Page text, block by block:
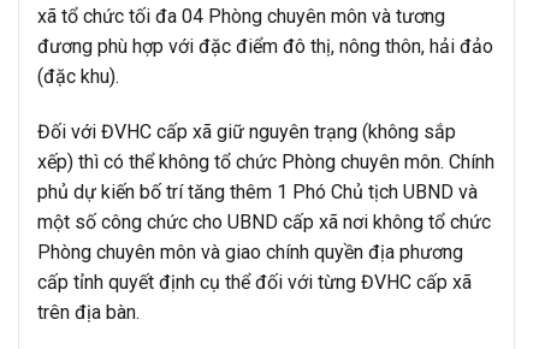
xã tổ chức tối đa 04 Phòng chuyên môn và tương
đương phù hợp với đặc điểm đô thị, nông thôn, hải đảo
(đặc khu).
Đối với ĐVHC cấp xã giữ nguyên trạng (không sắp
xếp) thì có thể không tổ chức Phòng chuyên môn. Chính
phủ dự kiến bố trí tăng thêm 1 Phó Chủ tịch UBND và
một số công chức cho UBND cấp xã nơi không tổ chức
Phòng chuyên môn và giao chính quyền địa phương
cấp tỉnh quyết định cụ thể đối với từng ĐVHC cấp xã
trên địa bàn.